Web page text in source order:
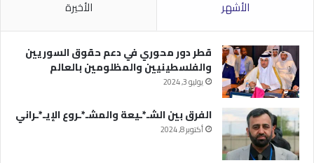
الأشهر الأخيرة
قطر دور محوري في دعم حقوق السوريين
والفلسطينيين والمظلومين بالعالم
يوليو 3, 2024
الفرق بين الشـ*ـيعة والمشـ*ـروع الإيـ*ـراني
أكتوبر 8, 2024